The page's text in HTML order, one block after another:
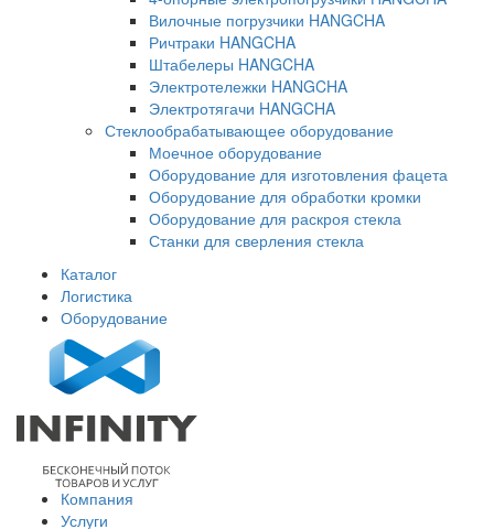
Вилочные погрузчики HANGCHA
Ричтраки HANGCHA
Штабелеры HANGCHA
Электротележки HANGCHA
Электротягачи HANGCHA
Стеклообрабатывающее оборудование
Моечное оборудование
Оборудование для изготовления фацета
Оборудование для обработки кромки
Оборудование для раскроя стекла
Станки для сверления стекла
Каталог
Логистика
Оборудование
Компания
Услуги